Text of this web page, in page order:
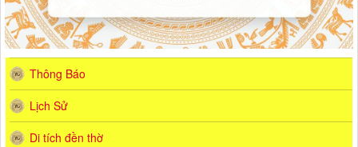
Thông Báo
Lịch Sử
Di tích đền thờ